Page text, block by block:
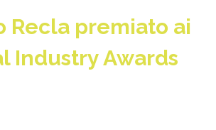
Recla premiato ai
Industry Awards